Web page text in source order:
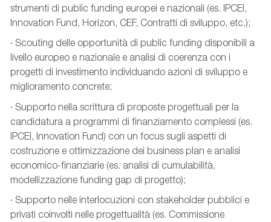
strumenti di public funding europei e nazionali (es. IPCEI,
Innovation Fund, Horizon, CEF, Contratti di sviluppo, etc.);
· Scouting delle opportunità di public funding disponibili a
livello europeo e nazionale e analisi di coerenza con i
progetti di investimento individuando azioni di sviluppo e
miglioramento concrete;
· Supporto nella scrittura di proposte progettuali per la
candidatura a programmi di finanziamento complessi (es.
IPCEI, Innovation Fund) con un focus sugli aspetti di
costruzione e ottimizzazione dei business plan e analisi
economico-finanziarie (es. analisi di cumulabilità,
modellizzazione funding gap di progetto);
· Supporto nelle interlocuzioni con stakeholder pubblici e
privati coinvolti nelle progettualità (es. Commissione